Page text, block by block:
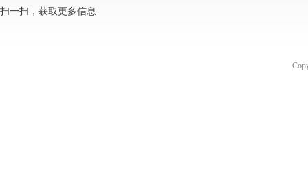
扫一扫，获取更多信息